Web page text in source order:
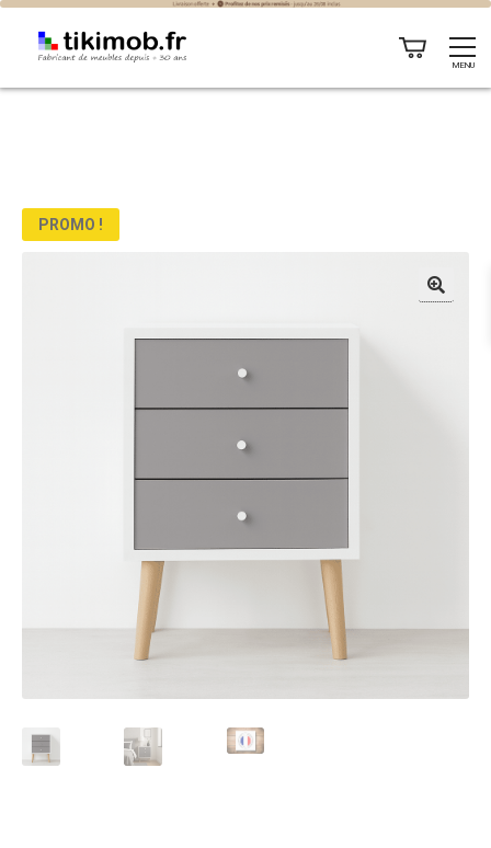
MENU
PROMO !